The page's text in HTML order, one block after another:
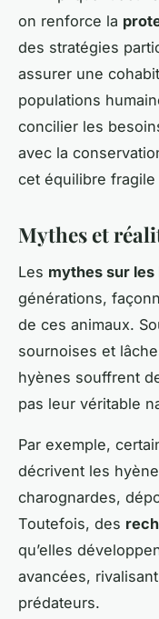
on renforce la
des stratégies
assurer une
populations
concilier les
avec la
cet équilibre fragile
Mythes et
Les mythes sur les
générations,
de ces animaux.
sournoises et
hyènes souffrent
pas leur véritable
Par exemple,
décrivent les
charognardes,
Toutefois, des
qu’elles
avancées,
prédateurs.